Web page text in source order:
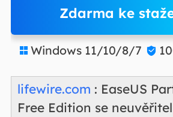
Zdarma ke
 Windows 11/10/8/7 
lifewire.com : EaseUS
Free Edition se